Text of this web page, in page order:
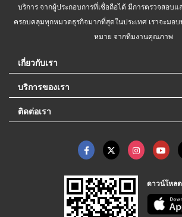
บริการ จากผู้ประกอบการที่เชื่อถือได้ มีการตรวจสอบ
ครอบคลุมทุกหมวดธุรกิจมากที่สุดในประเทศ เราจะมอ
หมาย จากทีมงานคุณภาพ
เกี่ยวกับเรา
บริการของเรา
ติดต่อเรา
ดาวน์โหล